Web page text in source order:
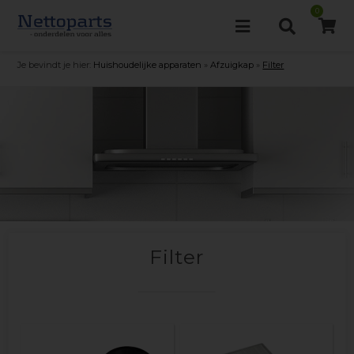
0
Je bevindt je hier: Huishoudelijke apparaten »Afzuigkap Filter
Filter